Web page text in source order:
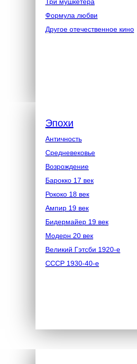
Формула любви
Другое отечественное кино
Античность
Средневековье
Возрождение
Барокко 17 век
Рококо 18 век
Ампир 19 век
Бидермайер 19 век
Модерн 20 век
Великий Гэтсби 1920-е
СССР 1930-40-е
Эпохи